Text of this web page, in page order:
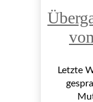
Letzte